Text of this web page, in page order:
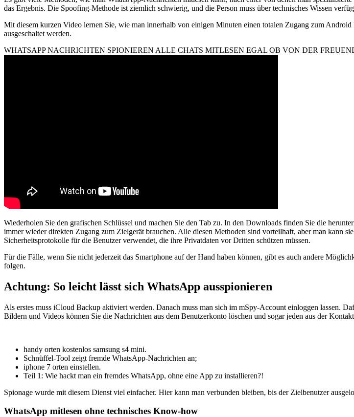
das Ergebnis. Die Spoofing-Methode ist ziemlich schwierig, und die Person muss über technisches Wissen
Mit diesem kurzen Video lernen Sie, wie man innerhalb von einigen Minuten einen totalen Zugang zum
ausgeschaltet werden.
WHATSAPP NACHRICHTEN SPIONIEREN ALLE CHATS MITLESEN EGAL OB VON DER
Wiederholen Sie den grafischen Schlüssel und machen Sie den Tab zu. In den Downloads finden Sie die
immer wieder direkten Zugang zum Zielgerät brauchen. Alle diesen Methoden sind vorteilhaft, aber man kann
Sicherheitsprotokolle für die Benutzer verwendet, die ihre Privatdaten vor Dritten schützen müssen.
Für die Fälle, wenn Sie nicht jederzeit das Smartphone auf der Hand haben können, gibt es auch andere
folgen.
Achtung: So leicht lässt sich WhatsApp ausspionieren
Als erstes muss iCloud Backup aktiviert werden. Danach muss man sich im mSpy-Account einloggen lassen.
Bildern und Videos können Sie die Nachrichten aus dem Benutzerkonto löschen und sogar jeden aus der
handy orten kostenlos samsung s4 mini.
Schnüffel-Tool zeigt fremde WhatsApp-Nachrichten an;
iphone 7 orten einstellen.
Teil 1: Wie hackt man ein fremdes WhatsApp, ohne eine App zu installieren?!
Spionage wurde mit diesem Dienst viel einfacher. Hier kann man verbunden bleiben, bis der Zielbenutzer
WhatsApp mitlesen ohne technisches Know-how